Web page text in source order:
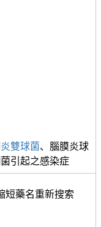
雙球菌、腦膜炎球
引起之感染症
短藥名重新搜索